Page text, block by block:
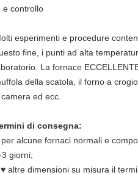
e controllo
esperimenti e procedure
fine, i punti ad alta
La fornace
della scatola, il forno a
ed ecc.
di consegna:
alcune fornaci normali e
3 giorni;
altre dimensioni su misura il